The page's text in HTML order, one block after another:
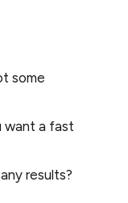
some
want a fast
results?